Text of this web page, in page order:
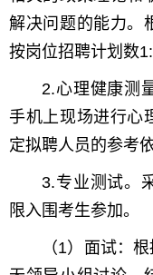
解决问题的能力。
按岗位招聘计划数
2.心理健康测
手机上现场进行心
定拟聘人员的参考依
3.专业测试。
限入围考生参加。
（1）面试：